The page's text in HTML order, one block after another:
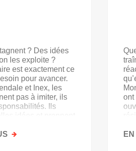
? Des idées
les exploite ?
est exactement ce
pour avancer.
et Inex, les
pas à imiter, ils
Ils
idées et prennent
SUR
ont